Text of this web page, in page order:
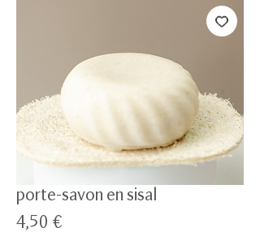
porte-savon en sisal
4,50 €Prix